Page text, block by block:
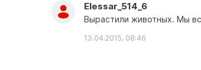
Elessar_514_6
Вырастили животных. Мы
13.04.2015, 08:46